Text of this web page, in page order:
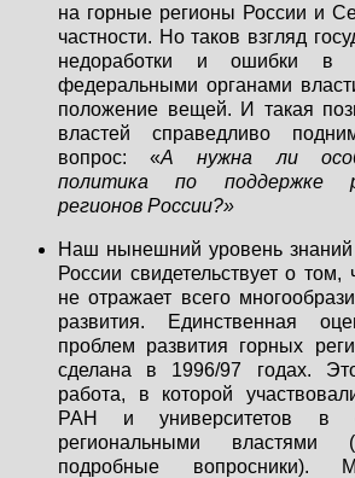
на горные регионы России и
частности. Но таков взгляд
недоработки и ошибки в
федеральными органами
положение вещей. И такая
властей справедливо
вопрос: «А нужна ли
политика по поддержке
регионов России?»
Наш нынешний уровень знаний
России свидетельствует о
не отражает всего
развития. Единственная
проблем развития горных
сделана в 1996/97 годах.
работа, в которой
РАН и университетов в
региональными властями
подробные вопросники).